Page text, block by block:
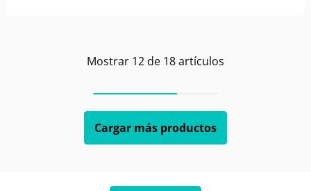
Mostrar 12de 18artículos
Cargar más productos